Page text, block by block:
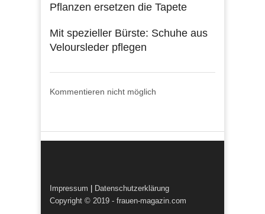
Pflanzen ersetzen die Tapete
Mit spezieller Bürste: Schuhe aus
Veloursleder pflegen
Kommentieren nicht möglich
Impressum
Datenschutzerklärung
Copyright © 2019 - frauen-magazin.com